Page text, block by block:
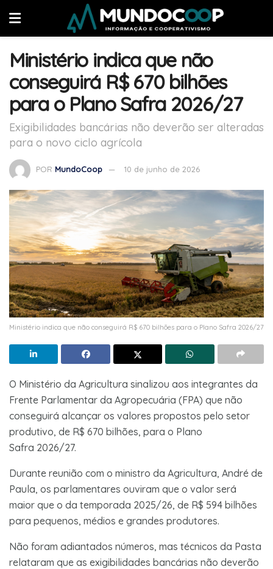
Ministério indica que não
conseguirá R$ 670 bilhões
para o Plano Safra 2026/27
Exigibilidades bancárias não deverão ser alteradas
para o novo ciclo agrícola
POR MundoCoop 10 de junho de 2026
Ministério indica que não conseguirá R$ 670 bilhões para o Plano Safra 2026/27
O Ministério da Agricultura sinalizou aos integrantes da
Frente Parlamentar da Agropecuária (FPA) que não
conseguirá alcançar os valores propostos pelo setor
produtivo, de R$ 670 bilhões, para o Plano
Safra 2026/27.
Durante reunião com o ministro da Agricultura, André de
Paula, os parlamentares ouviram que o valor será
maior que o da temporada 2025/26, de R$ 594 bilhões
para pequenos, médios e grandes produtores.
Não foram adiantados números, mas técnicos da Pasta
relataram que as exigibilidades bancárias não deverão